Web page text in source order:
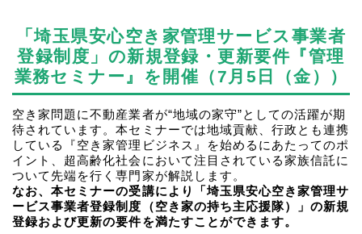
「埼玉県安心空き家管理サービス事業者
登録制度」の新規登録・更新要件『管理
業務セミナー』を開催（7月5日（金））
空き家問題に不動産業者が“地域の家守”としての活躍が期
待されています。本セミナーでは地域貢献、行政とも連携
している『空き家管理ビジネス』を始めるにあたってのポ
イント、超高齢化社会において注目されている家族信託に
ついて先端を行く専門家が解説します。
なお、本セミナーの受講により「埼玉県安心空き家管理サ
ービス事業者登録制度（空き家の持ち主応援隊）」の新規
登録および更新の要件を満たすことができます。